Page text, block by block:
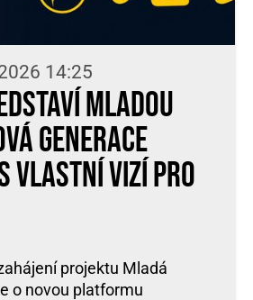
14:25
Mladou
generace
vlastní vizí pro
projektu Mladá
o novou platformu